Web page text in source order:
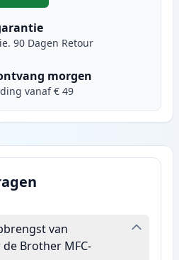
90 Dagen Retour
morgen
vanaf € 49
van
Brother MFC-